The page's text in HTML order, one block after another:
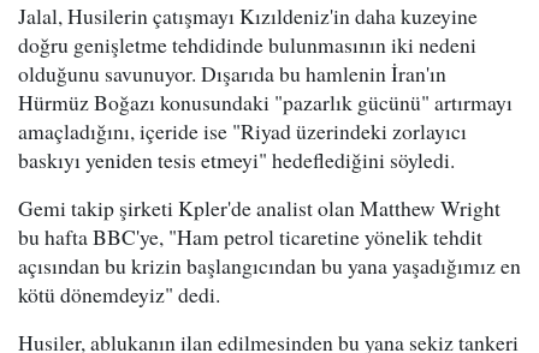
Jalal, Husilerin çatışmayı Kızıldeniz'in daha kuzeyine
doğru genişletme tehdidinde bulunmasının iki nedeni
olduğunu savunuyor. Dışarıda bu hamlenin İran'ın
Hürmüz Boğazı konusundaki "pazarlık gücünü" artırmayı
amaçladığını, içeride ise "Riyad üzerindeki zorlayıcı
baskıyı yeniden tesis etmeyi" hedeflediğini söyledi.
Gemi takip şirketi Kpler'de analist olan Matthew Wright
bu hafta BBC'ye, "Ham petrol ticaretine yönelik tehdit
açısından bu krizin başlangıcından bu yana yaşadığımız en
kötü dönemdeyiz" dedi.
Husiler, ablukanın ilan edilmesinden bu yana sekiz tankeri